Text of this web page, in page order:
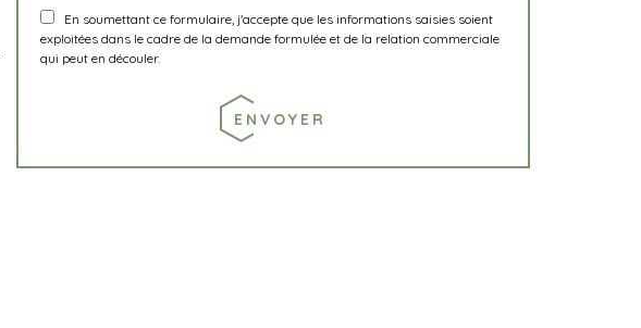
En soumettant ce formulaire, j'accepte que les informations saisies soient
exploitées dans le cadre de la demande formulée et de la relation commerciale
qui peut en découler.